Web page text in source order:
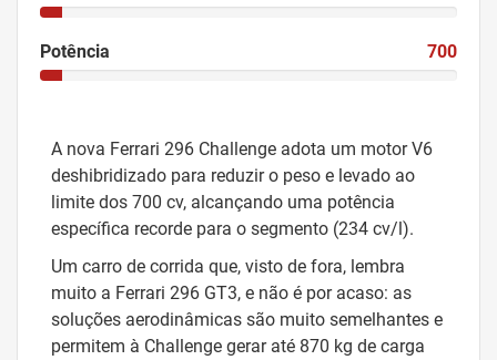
Potência 700
A nova Ferrari 296 Challenge adota um motor V6
deshibridizado para reduzir o peso e levado ao
limite dos 700 cv, alcançando uma potência
específica recorde para o segmento (234 cv/l).
Um carro de corrida que, visto de fora, lembra
muito a Ferrari 296 GT3, e não é por acaso: as
soluções aerodinâmicas são muito semelhantes e
permitem à Challenge gerar até 870 kg de carga